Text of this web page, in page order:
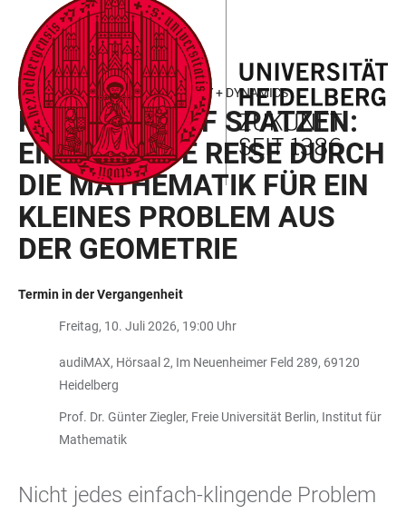
LINKS
ZUR
BARRIEREFREIHEIT
ZUM
HAUPTINHALT
HAUPTNAVIGATION
ÖFFNEN
WEBSEITENSUCHE
ÖFFNEN
FORSCHUNGSSTELLE GEOMETRY + DYNAMICS
KANONEN AUF SPATZEN:
EINE GROSSE REISE DURCH D
IE MATHEMATIK FÜR EIN K
LEINES PROBLEM AUS D
ER GEOMETRIE
Termin in der Vergangenheit
Freitag, 10. Juli 2026, 19:00 Uhr
audiMAX, Hörsaal 2, Im Neuenheimer Feld 289, 69120
Heidelberg
Prof. Dr. Günter Ziegler, Freie Universität Berlin, Institut für
Mathematik
Nicht jedes einfach-klingende Problem